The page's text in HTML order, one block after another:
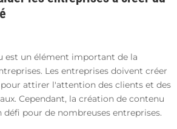
est un élément important de la
Les entreprises doivent créer
attirer l'attention des clients et des
Cependant, la création de contenu
pour de nombreuses entreprises.